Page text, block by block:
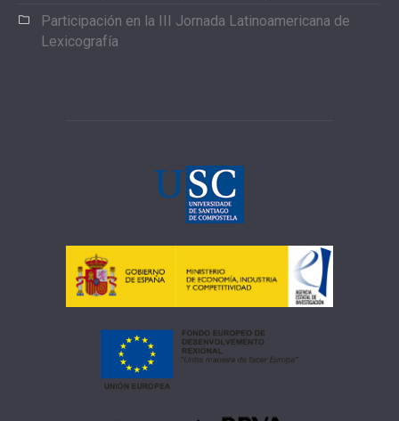
Participación en la III Jornada Latinoamericana de
Lexicografía